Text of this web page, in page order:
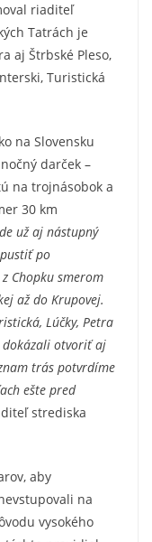
riaditeľ
Tatrách je
aj Štrbské Pleso,
Turistická
na Slovensku
darček –
na trojnásobok a
30 km
už aj nástupný
po
Chopku smerom
až do Krupovej.
Lúčky, Petra
dokázali otvoriť aj
trás potvrdíme
ešte pred
strediska
aby
na
vysokého